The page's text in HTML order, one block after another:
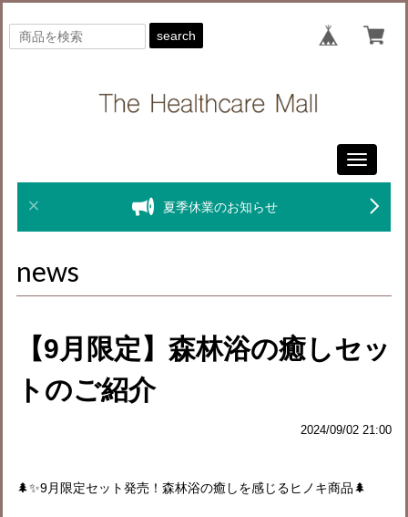
search
Toggle
夏季休業のお知らせ
news
【9月限定】森林浴の癒しセッ
トのご紹介
2024/09/02 21:00
🌲✨9月限定セット発売！森林浴の癒しを感じるヒノキ商品🌲